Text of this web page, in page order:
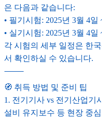
은 다음과 같습니다:
• 필기시험: 2025년 3월 4일
• 실기시험: 2025년 3월 4일
각 시험의 세부 일정은 한
서 확인하실 수 있습니다.
⸻
🧭 취득 방법 및 준비 팁
1. 전기기사 vs 전기산업기
설비 유지보수 등 현장 중